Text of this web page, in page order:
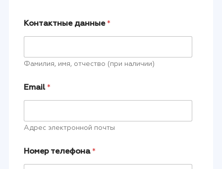
Контактные данные*
Фамилия, имя, отчество (при наличии)
Email*
Адрес электронной почты
Номер телефона*